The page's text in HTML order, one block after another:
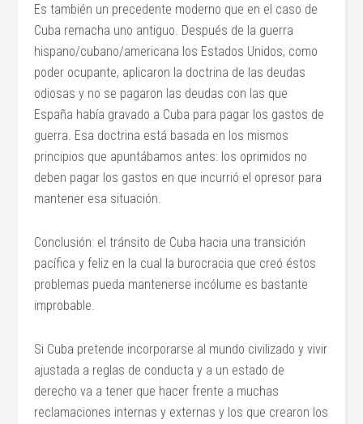
Es también un precedente moderno que en el caso de
Cuba remacha uno antiguo. Después de la guerra
hispano/cubano/americana los Estados Unidos, como
poder ocupante, aplicaron la doctrina de las deudas
odiosas y no se pagaron las deudas con las que
España había gravado a Cuba para pagar los gastos de
guerra. Esa doctrina está basada en los mismos
principios que apuntábamos antes: los oprimidos no
deben pagar los gastos en que incurrió el opresor para
mantener esa situación.
Conclusión: el tránsito de Cuba hacia una transición
pacífica y feliz en la cual la burocracia que creó éstos
problemas pueda mantenerse incólume es bastante
improbable.
Si Cuba pretende incorporarse al mundo civilizado y vivir
ajustada a reglas de conducta y a un estado de
derecho va a tener que hacer frente a muchas
reclamaciones internas y externas y los que crearon los